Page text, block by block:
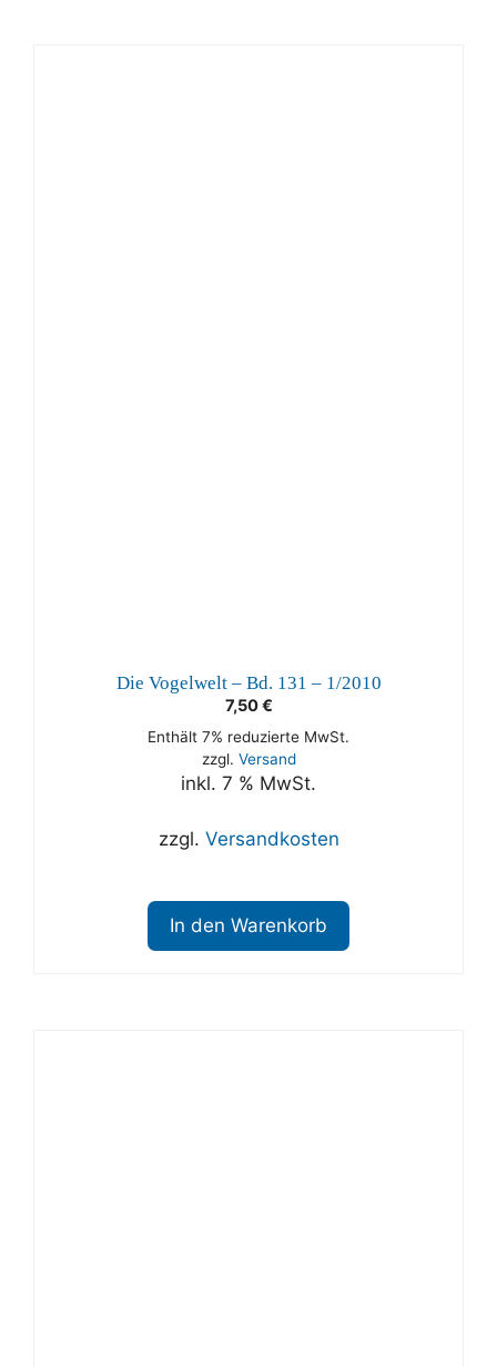
Die Vogelwelt – Bd. 131 – 1/2010
7,50€
Enthält 7% reduzierte MwSt.
zzgl. Versand
inkl. 7 % MwSt.
zzgl. Versandkosten
In den Warenkorb